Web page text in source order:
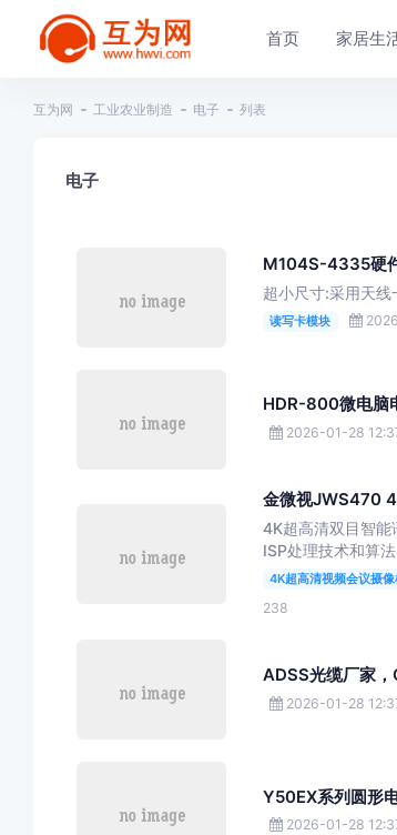
首页 家居生
互为网 工业农业制造 电子 列表
电子
M104S-4335硬
超小尺寸:采用天
读写卡模块
HDR-800微电脑
2026-01-28
金微视JWS470
4K超高清双目智
ISP处理技术和算
4K超高清视频会议摄
238
ADSS光缆厂家
2026-01-28
Y50EX系列圆形
2026-01-28